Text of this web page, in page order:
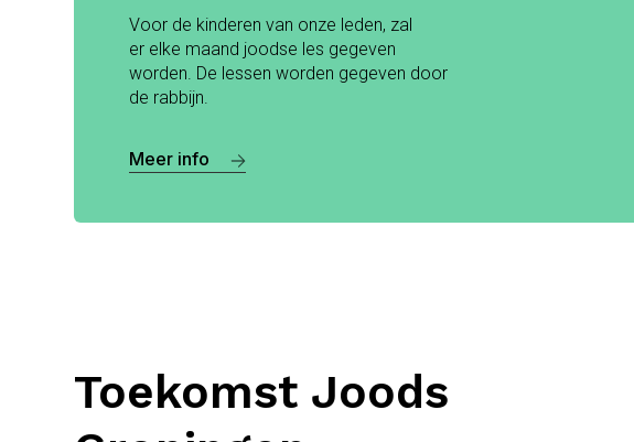
Voor de kinderen van onze leden, zal
er elke maand joodse les gegeven
worden. De lessen worden gegeven door
de rabbijn.
Meer info
Toekomst Joods